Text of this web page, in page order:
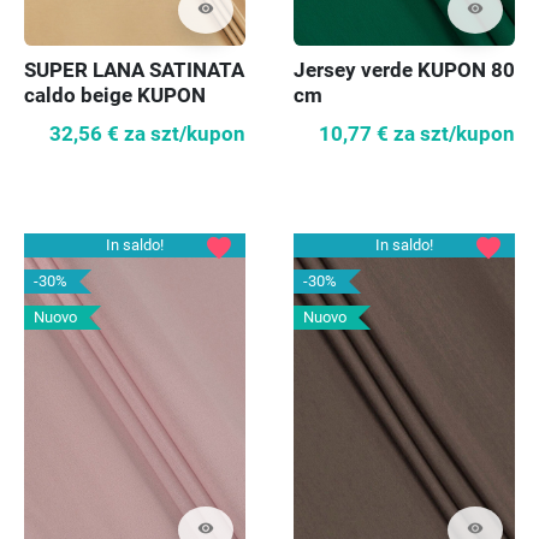
visibility
SUPER LANA SATINATA
caldo beige KUPON
32,56 € za szt/kupon
visibility
Jersey verde KUPON 80
cm
10,77 € za szt/kupon
In saldo!
-30%
Nuovo
visibility
favorite
In saldo!
-30%
Nuovo
visibility
favorite